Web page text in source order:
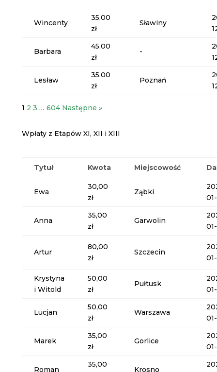
Wincenty
35,00
zł
Sławiny
Barbara
45,00
zł
-
Lesław
35,00
zł
Poznań
1 2 3 … 604 Następne »
Wpłaty z Etapów XI, XII i XIII
Tytuł Kwota Miejscowość
Ewa
30,00
zł
Ząbki
Anna
35,00
zł
Garwolin
Artur
80,00
zł
Szczecin
Krystyna
i Witold
50,00
zł
Pułtusk
Lucjan
50,00
zł
Warszawa
Marek
35,00
zł
Gorlice
Roman
35,00
Krosno